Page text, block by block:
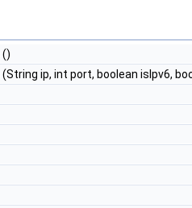
()
(String ip, int port, boolean isIpv6,